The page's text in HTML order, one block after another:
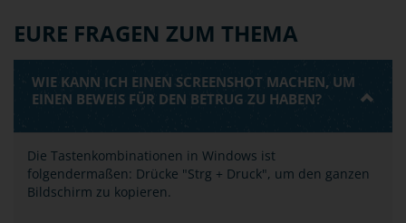
EURE FRAGEN ZUM THEMA
WIE KANN ICH EINEN SCREENSHOT MACHEN, UM
EINEN BEWEIS FÜR DEN BETRUG ZU HABEN?
Die Tastenkombinationen in Windows ist
folgendermaßen: Drücke "Strg + Druck", um den ganzen
Bildschirm zu kopieren.